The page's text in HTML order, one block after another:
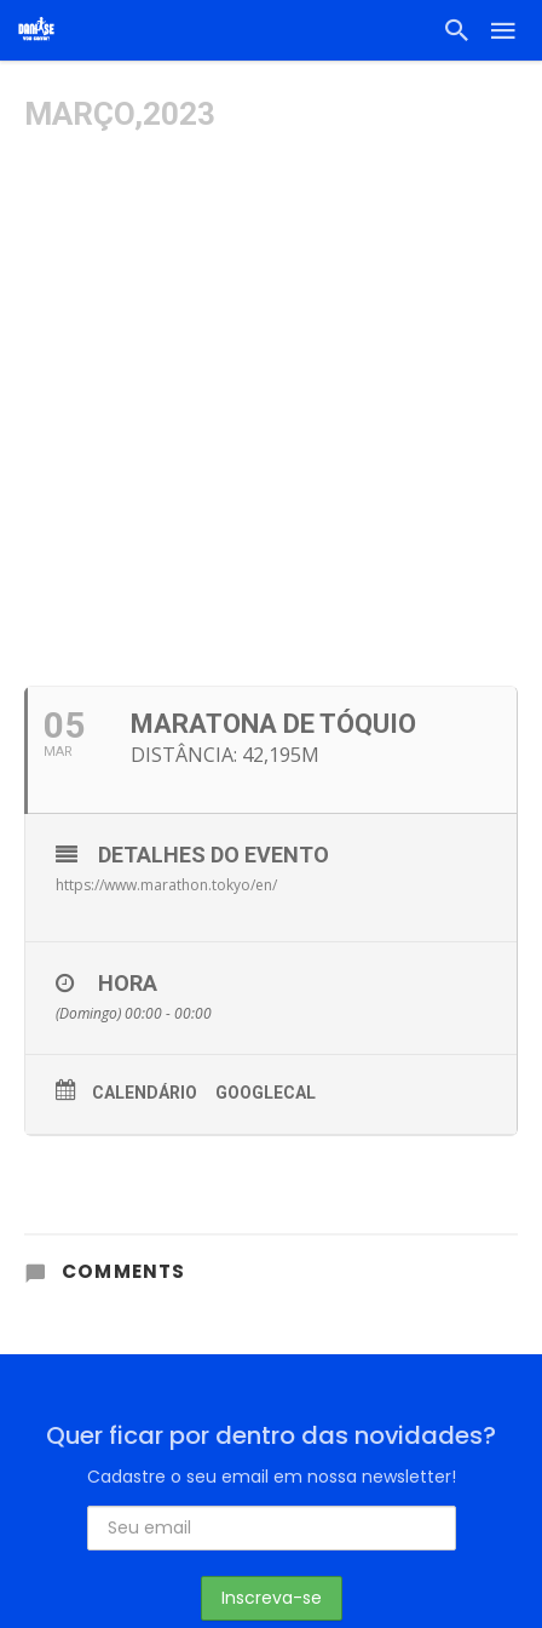
MARÇO,2023
05
MAR
MARATONA DE TÓQUIO
DISTÂNCIA: 42,195M
DETALHES DO EVENTO
https://www.marathon.tokyo/en/
HORA
(Domingo) 00:00 - 00:00
CALENDÁRIO GOOGLECAL
COMMENTS
Quer ficar por dentro das novidades?
Cadastre o seu email em nossa newsletter!